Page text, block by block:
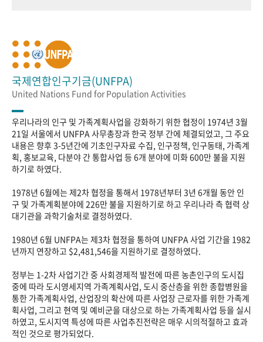
국제연합인구기금(UNFPA)
United Nations Fund for Population Activities
우리나라의 인구 및 가족계획사업을 강화하기 위한 협정이 1974년 3월
21일 서울에서 UNFPA 사무총장과 한국 정부 간에 체결되었고, 그 주요
내용은 향후 3-5년간에 기초인구자료 수집, 인구정책, 인구동태, 가족계
획, 홍보교육, 다분야 간 통합사업 등 6개 분야에 미화 600만 불을 지원
하기로 하였다.
1978년 6월에는 제2차 협정을 통해서 1978년부터 3년 6개월 동안 인
구 및 가족계획분야에 226만 불을 지원하기로 하고 우리나라 측 협력 상
대기관을 과학기술처로 결정하였다.
1980년 6월 UNFPA는 제3차 협정을 통하여 UNFPA 사업 기간을 1982
년까지 연장하고 $2,481,546을 지원하기로 결정하였다.
정부는 1-2차 사업기간 중 사회경제적 발전에 따른 농촌인구의 도시집
중에 따라 도시영세지역 가족계획사업, 도시 중산층을 위한 종합병원을
통한 가족계획사업, 산업장의 확산에 따른 사업장 근로자를 위한 가족계
획사업, 그리고 현역 및 예비군을 대상으로 하는 가족계획사업 등을 실시
하였고, 도시지역 특성에 따른 사업추진전략은 매우 시의적절하고 효과
적인 것으로 평가되었다.